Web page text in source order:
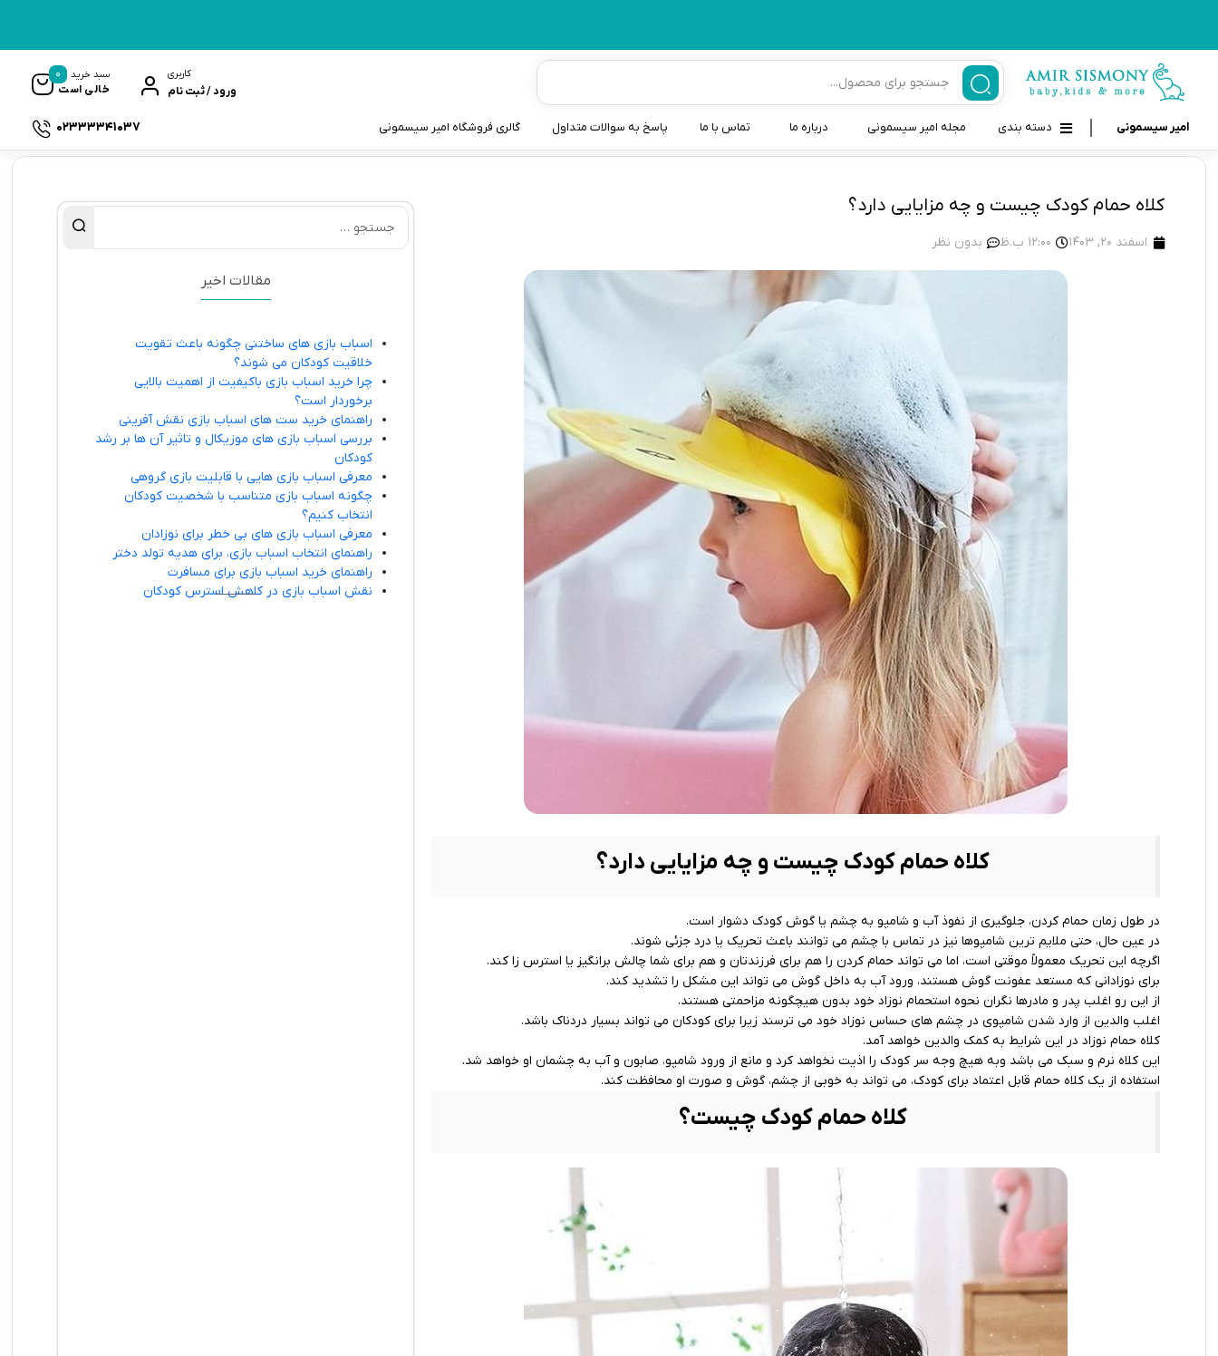
کاربری
ورود / ثبت نام
سبد خرید
خالی است
0
امیر سیسمونی دسته بندی
قیچی ناخنگیر نوزاد و کودک
مسواک و خمیر دندان کودک
تب سنج نوزاد و کودک
رابط و پد سینه
دستگاه بخور سرد کودک
مجله امیر سیسمونی درباره ما تماس با ما پاسخ به سوالات متداول گالری فروشگاه امیر سیسمونی 02333341037
کلاه حمام کودک چیست و چه مزایایی دارد؟
اسفند 20, 1403 12:00 ب.ظ بدون نظر
کلاه حمام کودک چیست و چه مزایایی دارد؟
در طول زمان حمام کردن، جلوگیری از نفوذ آب و شامپو به چشم یا گوش کودک دشوار است.
در عین حال، حتی ملایم‌ ترین شامپوها نیز در تماس با چشم می ‌توانند باعث تحریک یا درد جزئی شوند.
اگرچه این تحریک معمولاً موقتی است، اما می‌ تواند حمام کردن را هم برای فرزندتان و هم برای شما چالش‌ برانگیز یا استرس‌ زا کند.
برای نوزادانی که مستعد عفونت گوش هستند، ورود آب به داخل گوش می ‌تواند این مشکل را تشدید کند.
از این رو اغلب پدر و مادرها نگران نحوه استحمام نوزاد خود بدون هیچگونه مزاحمتی هستند.
اغلب والدین از وارد شدن شامپوی در چشم‌ های حساس نوزاد خود می ‌ترسند زیرا برای کودکان می‌ تواند بسیار دردناک باشد.
کلاه حمام نوزاد در این شرایط به کمک والدین خواهد آمد.
این کلاه نرم و سبک می باشد وبه هیچ وجه سر کودک را اذیت نخواهد کرد و مانع از ورود شامپو، صابون و آب به چشمان او خواهد شد.
استفاده از یک کلاه حمام قابل اعتماد برای کودک، می‌ تواند به خوبی از چشم، گوش و صورت او محافظت کند.
کلاه حمام کودک چیست؟
مقالات اخیر
اسباب بازی های ساختنی چگونه باعث تقویت
خلاقیت کودکان می شوند؟
چرا خرید اسباب بازی باکیفیت از اهمیت بالایی
برخوردار است؟
راهنمای خرید ست های اسباب بازی نقش آفرینی
بررسی اسباب بازی های موزیکال و تاثیر آن ها بر رشد
کودکان
معرفی اسباب بازی هایی با قابلیت بازی گروهی
چگونه اسباب بازی متناسب با شخصیت کودکان
انتخاب کنیم؟
معرفی اسباب بازی های بی خطر برای نوزادان
راهنمای انتخاب اسباب بازی، برای هدیه تولد دختر
راهنمای خرید اسباب بازی برای مسافرت
نقش اسباب بازی در کاهش استرس کودکان